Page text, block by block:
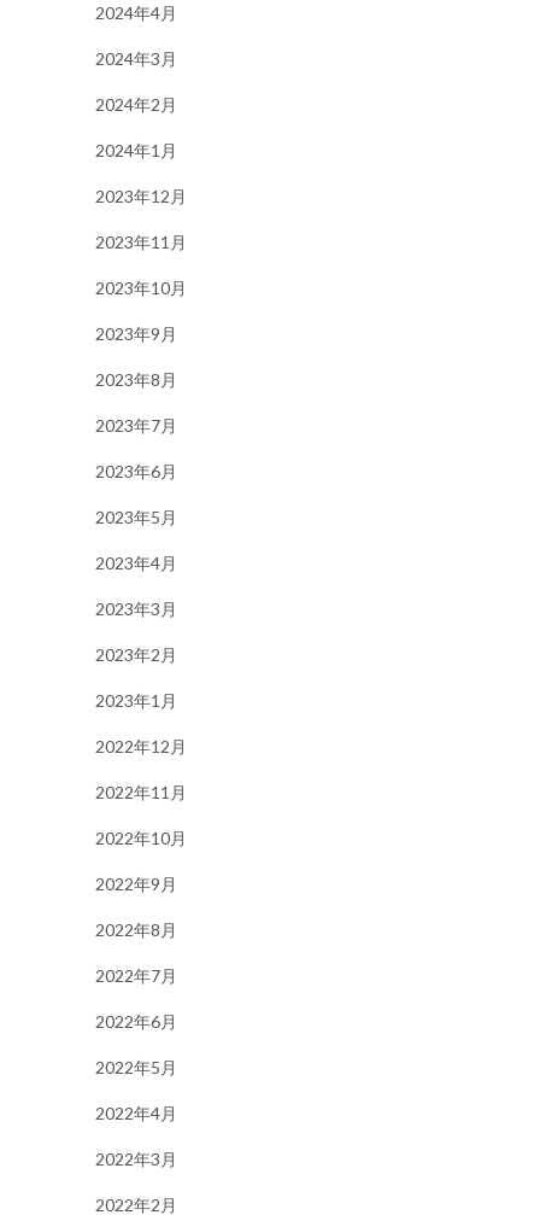
2024年4月
2024年3月
2024年2月
2024年1月
2023年12月
2023年11月
2023年10月
2023年9月
2023年8月
2023年7月
2023年6月
2023年5月
2023年4月
2023年3月
2023年2月
2023年1月
2022年12月
2022年11月
2022年10月
2022年9月
2022年8月
2022年7月
2022年6月
2022年5月
2022年4月
2022年3月
2022年2月